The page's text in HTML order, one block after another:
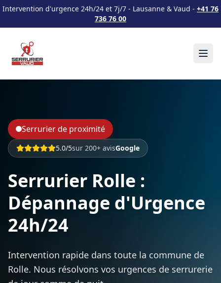
Intervention d'urgence 24h/24 et 7j/7 - Lausanne & Vaud - +41 76
736 76 00
Serrurier de proximité
5.0/5sur 200+ avisGoogle
Serrurier Rolle :
Dépannage d'Urgence
24h/24
Intervention rapide dans toute la commune de
Rolle. Nous résolvons vos urgences de serrurerie